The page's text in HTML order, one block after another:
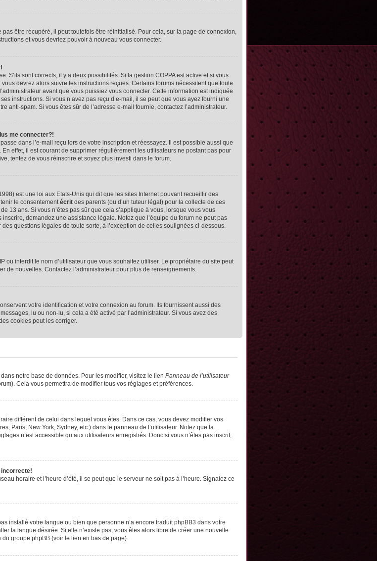
être récupéré, il peut toutefois être réinitialisé. Pour cela, sur la page de connexion,
et vous devriez pouvoir à nouveau vous connecter.
S’ils sont corrects, il y a deux possibilités. Si la gestion COPPA est active et si vous
devrez alors suivre les instructions reçues. Certains forums nécessitent que toute
avant que vous puissiez vous connecter. Cette information est indiquée
instructions. Si vous n’avez pas reçu d’e-mail, il se peut que vous ayez fourni une
anti-spam. Si vous êtes sûr de l’adresse e-mail fournie, contactez l’administrateur.
me connecter?!
dans l’e-mail reçu lors de votre inscription et réessayez. Il est possible aussi que
effet, il est courant de supprimer régulièrement les utilisateurs ne postant pas pour
tentez de vous réinscrire et soyez plus investi dans le forum.
est une loi aux Etats-Unis qui dit que les sites Internet pouvant recueillir des
le consentementécrit des parents (ou d’un tuteur légal) pour la collecte de ces
13 ans. Si vous n’êtes pas sûr que cela s’applique à vous, lorsque vous vous
demandez une assistance légale. Notez que l’équipe du forum ne peut pas
questions légales de toute sorte, à l’exception de celles soulignées ci-dessous.
ou interdit le nom d’utilisateur que vous souhaitez utiliser. Le propriétaire du site peut
de nouvelles. Contactez l’administrateur pour plus de renseignements.
votre identification et votre connexion au forum. Ils fournissent aussi des
lu ou non-lu, si cela a été activé par l’administrateur. Si vous avez des
cookies peut les corriger.
notre base de données. Pour les modifier, visitez le lien Panneau de l’utilisateur
Cela vous permettra de modifier tous vos réglages et préférences.
différent de celui dans lequel vous êtes. Dans ce cas, vous devez modifier vos
Paris, New York, Sydney, etc.) dans le panneau de l’utilisateur. Notez que la
n’est accessible qu’aux utilisateurs enregistrés. Donc si vous n’êtes pas inscrit,
incorrecte!
horaire et l’heure d’été, il se peut que le serveur ne soit pas à l’heure. Signalez ce
installé votre langue ou bien que personne n’a encore traduit phpBB3 dans votre
la langue désirée. Si elle n’existe pas, vous êtes alors libre de créer une nouvelle
du groupe phpBB (voir le lien en bas de page).